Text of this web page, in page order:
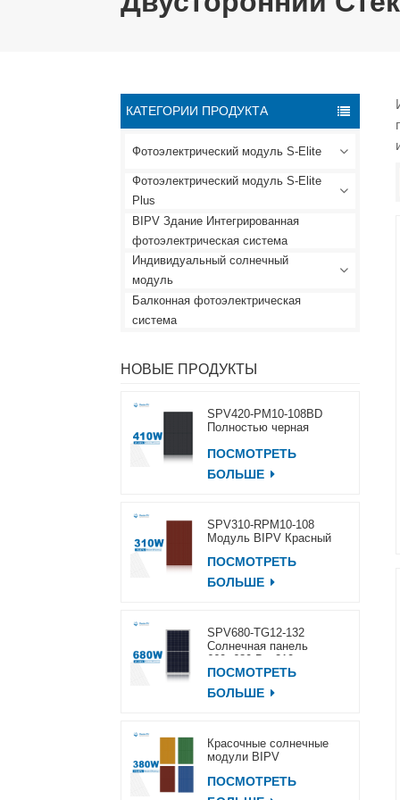
КАТЕГОРИИ ПРОДУКТА
Фотоэлектрический модуль S-Elite
Фотоэлектрический модуль S-Elite
Plus
BIPV Здание Интегрированная
фотоэлектрическая система
Индивидуальный солнечный
модуль
Балконная фотоэлектрическая
система
НОВЫЕ ПРОДУКТЫ
SPV420-PM10-108BD
Полностью черная
400~420 Вт
ПОСМОТРЕТЬ
БОЛЬШЕ
SPV310-RPM10-108
Модуль BIPV Красный
ПОСМОТРЕТЬ
БОЛЬШЕ
SPV680-TG12-132
Солнечная панель
ПОСМОТРЕТЬ
БОЛЬШЕ
Красочные солнечные
модули BIPV
ПОСМОТРЕТЬ